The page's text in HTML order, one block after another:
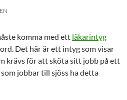
komma med ett läkarintyg
Det här är ett intyg som visar
krävs för att sköta sitt jobb på ett
jobbar till sjöss ha detta